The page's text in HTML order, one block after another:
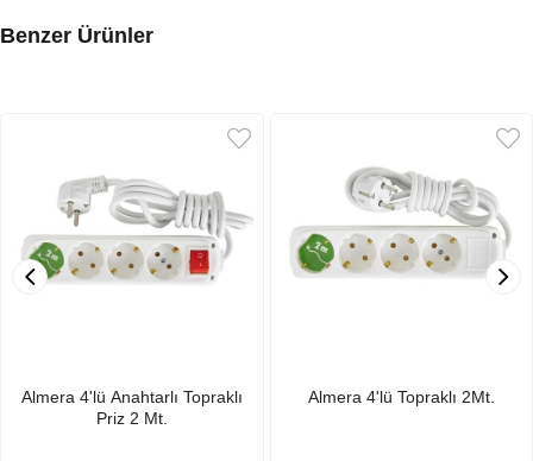
Benzer Ürünler
Almera 4'lü Anahtarlı Topraklı
Priz 2 Mt.
Almera 4'lü Topraklı 2Mt.